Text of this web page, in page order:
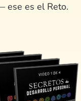
ese es el Reto.